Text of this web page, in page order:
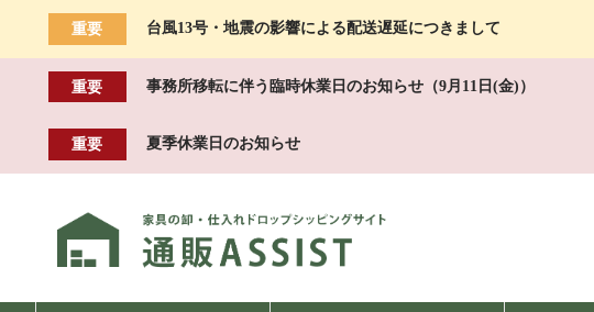
重要 台風13号・地震の影響による配送遅延につきまして
重要 事務所移転に伴う臨時休業日のお知らせ（9月11日(金)）
重要 夏季休業日のお知らせ